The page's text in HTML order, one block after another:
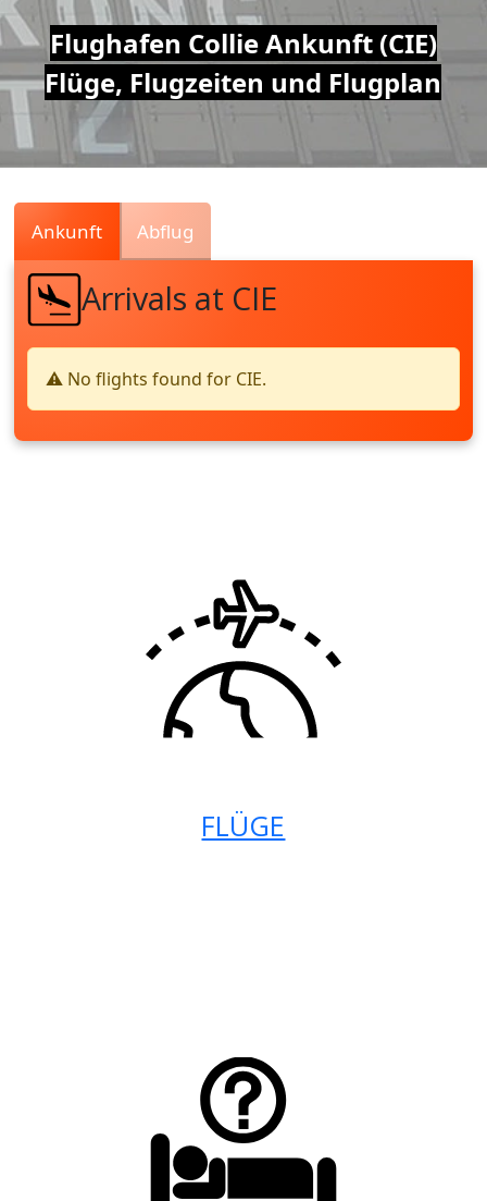
Air
Traffic
Live
Flughafen Collie Ankunft (CIE)
Flüge, Flugzeiten und Flugplan
Ankunft Abflug
Arrivals at CIE
⚠️ No flights found for CIE.
FLÜGE